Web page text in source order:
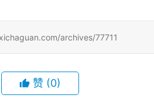
archives/77711
赞 (0)